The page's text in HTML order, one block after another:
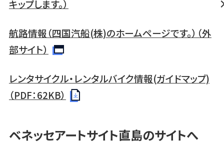
キップします。）
航路情報（四国汽船(株)のホームページです。）（外
部サイト）
レンタサイクル・レンタルバイク情報(ガイドマップ)
（PDF：62KB）
ベネッセアートサイト直島のサイトへ